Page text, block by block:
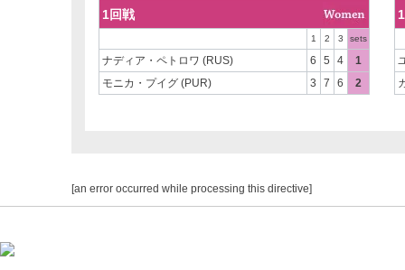
1回戦
1 2 3 sets
ナディア・ペトロワ (RUS) 6 5 4
1
モニカ・プイグ (PUR)
3 7 6 2
[an error occurred while processing this directive]